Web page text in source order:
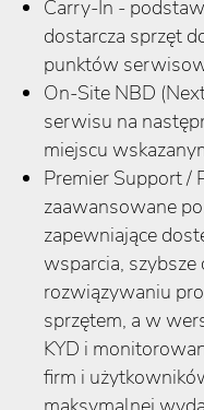
Carry-In -
dostarcza sprzęt
punktów
On-Site NBD
serwisu na
miejscu
Premier Support /
zaawansowane
zapewniające
wsparcia, szybsze
rozwiązywaniu
sprzętem, a w
KYD i
firm i